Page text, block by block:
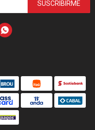
SUSCRIBIRME
